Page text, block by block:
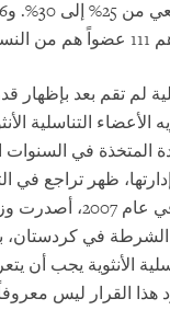
لم تقم بعد بإظهار
التناسلية
المتخذة في السنوات
ظهر تراجع في
السابقة بالقضية. وفي
الشرطة في كردستان،
الأنثوية يجب أن
هذا القرار ليس